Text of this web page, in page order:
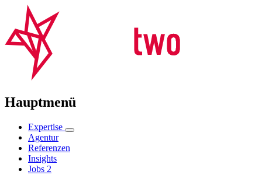
Hauptmenü
Expertise
Agentur
Referenzen
Insights
Jobs 2